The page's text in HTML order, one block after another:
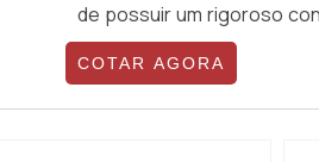
de possuir um rigoroso
em cada área, a
excelência...
COTAR AGORA